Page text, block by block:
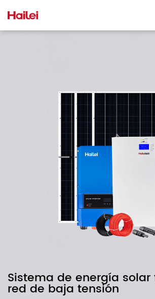
Sistema de energía
red de baja tensión